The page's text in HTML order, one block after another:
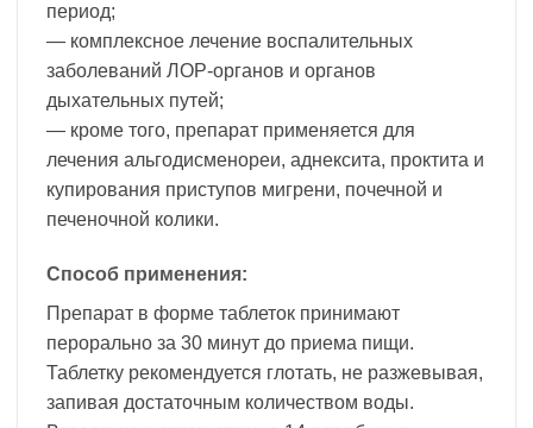
период;
— комплексное лечение воспалительных
заболеваний ЛОР-органов и органов
дыхательных путей;
— кроме того, препарат применяется для
лечения альгодисменореи, аднексита, проктита и
купирования приступов мигрени, почечной и
печеночной колики.
Способ применения:
Препарат в форме таблеток принимают
перорально за 30 минут до приема пищи.
Таблетку рекомендуется глотать, не разжевывая,
запивая достаточным количеством воды.